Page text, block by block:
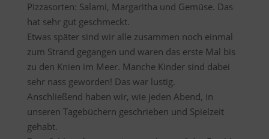
Pizzasorten: Salami, Margaritha und Gemüse. Das
hat sehr gut geschmeckt.
Etwas später sind wir alle zusammen noch einmal
zum Strand gegangen und waren das erste Mal bis
zu den Knien im Meer. Manche Kinder sind dabei
sehr nass geworden! Das war lustig.
Anschließend haben wir, wie jeden Abend, in
unseren Tagebüchern geschrieben und Spielzeit
gehabt.